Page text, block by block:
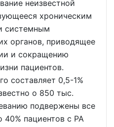
неизвестной
хроническим
системным
органов, приводящее
и сокращению
пациентов.
составляет 0,5-1%
о 850 тыс.
подвержены все
40% пациентов с РА